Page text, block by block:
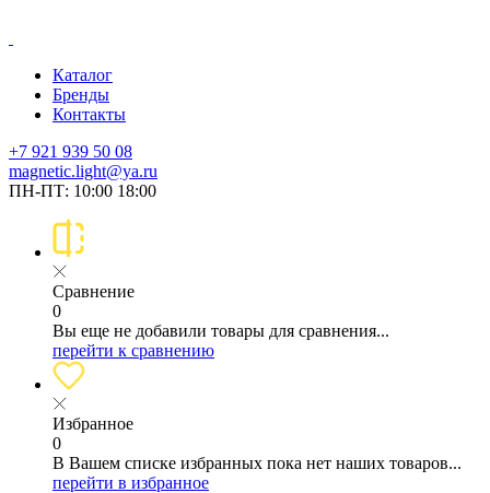
Каталог
Бренды
Контакты
+7 921 939 50 08
magnetic.light@ya.ru
ПН-ПТ: 10:00 18:00
Сравнение
0
Вы еще не добавили товары для сравнения...
перейти к сравнению
Избранное
0
В Вашем списке избранных пока нет наших товаров...
перейти в избранное